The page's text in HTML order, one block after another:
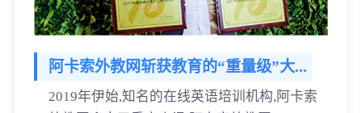
阿卡索外教网斩获教育的“重量级”大...
2019年伊始,知名的在线英语培训机构,阿卡索